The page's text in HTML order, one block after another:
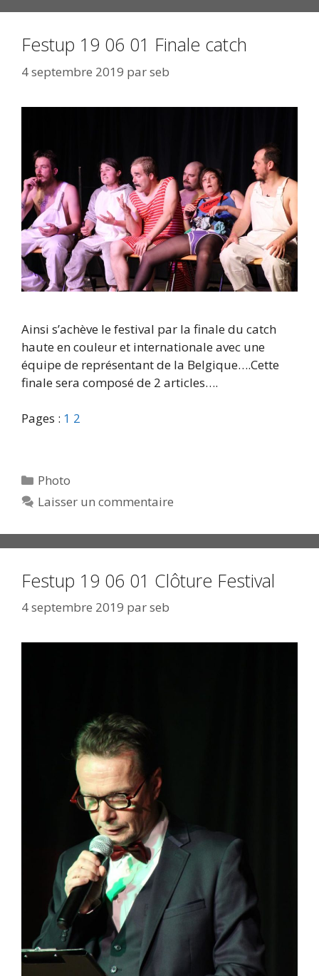
Festup 19 06 01 Finale catch
4 septembre 2019 parseb
Ainsi s’achève le festival par la finale du catch
haute en couleur et internationale avec une
équipe de représentant de la Belgique….Cette
finale sera composé de 2 articles….
Pages : 1 2
Catégories
Photo
Laisser un commentaire
Festup 19 06 01 Clôture Festival
4 septembre 2019 parseb